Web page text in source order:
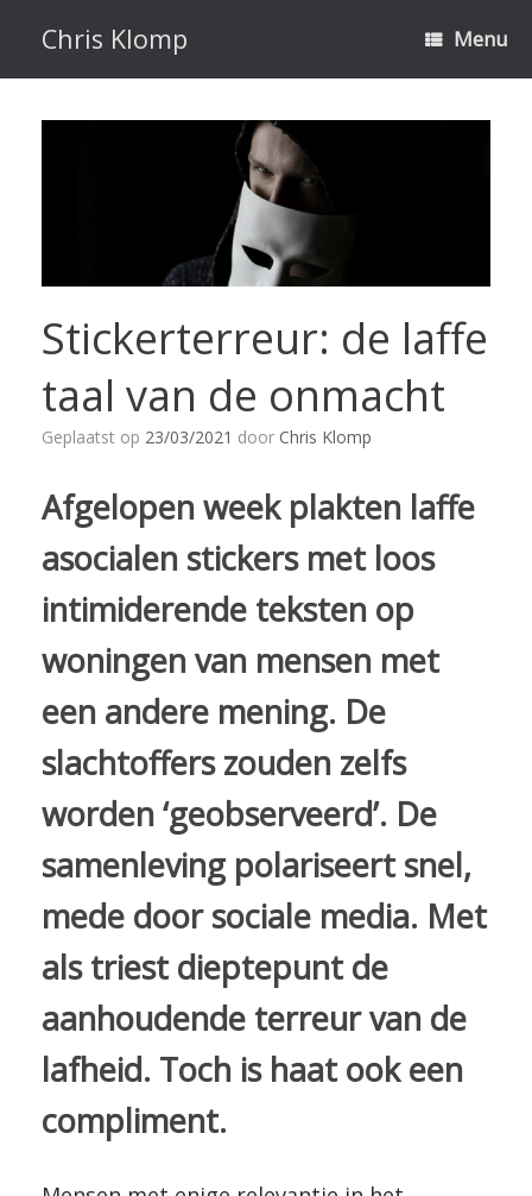
inhoud
Chris Klomp Menu
Stickerterreur: de laffe
taal van de onmacht
Geplaatst op 23/03/2021 door Chris Klomp
Afgelopen week plakten laffe
asocialen stickers met loos
intimiderende teksten op
woningen van mensen met
een andere mening. De
slachtoffers zouden zelfs
worden ‘geobserveerd’. De
samenleving polariseert snel,
mede door sociale media. Met
als triest dieptepunt de
aanhoudende terreur van de
lafheid. Toch is haat ook een
compliment.